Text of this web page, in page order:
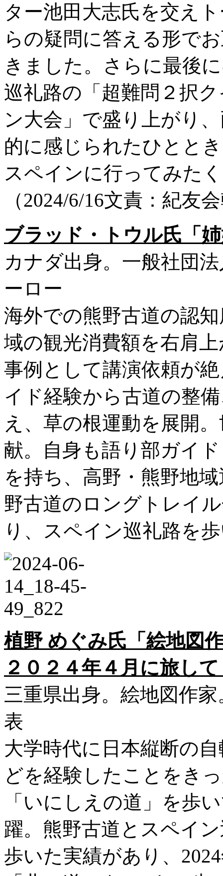
ター池田大志氏を交え
らの疑問に答える形で
きました。さらに最後
巡礼路の「超難問２択
ン大会」で盛り上がり
的に感じられたひとと
スペインに行ってみた
（2024/6/16文責：紀
ブラッド・トウル氏「
カナダ出身。一般社団
ーロー
海外での熊野古道の認
域の観光消費額を右肩
事例として講演依頼が
イド経験から古道の整
え、草の根運動を展開
献。自身も語り部ガイ
を持ち、高野・熊野地
野古道のロングトレイ
り、スペイン巡礼路を
植野 めぐみ氏「絵地図
２０２４年４月に旅し
三重県出身。絵地図作
表
大学時代に日本縦断の
どを経験したことをき
「いにしえの道」を歩
躍。熊野古道とスペイ
歩いた実績があり、